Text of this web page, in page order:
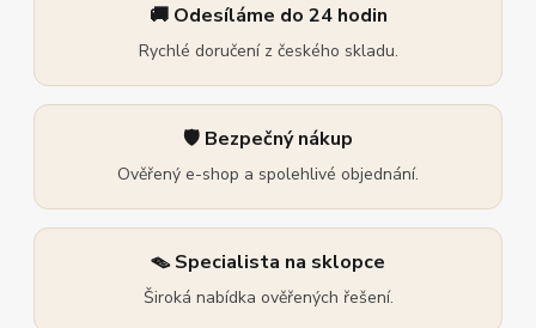
🚚 Odesíláme do 24 hodin
Rychlé doručení z českého skladu.
🛡️ Bezpečný nákup
Ověřený e-shop a spolehlivé objednání.
🪤 Specialista na sklopce
Široká nabídka ověřených řešení.